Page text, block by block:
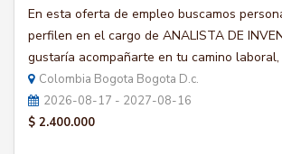
En esta oferta de empleo buscamos
perfilen en el cargo de ANALISTA DE
gustaría acompañarte en tu camino laboral,
Colombia Bogota Bogota D.c.
2026-08-17 - 2027-08-16
$ 2.400.000